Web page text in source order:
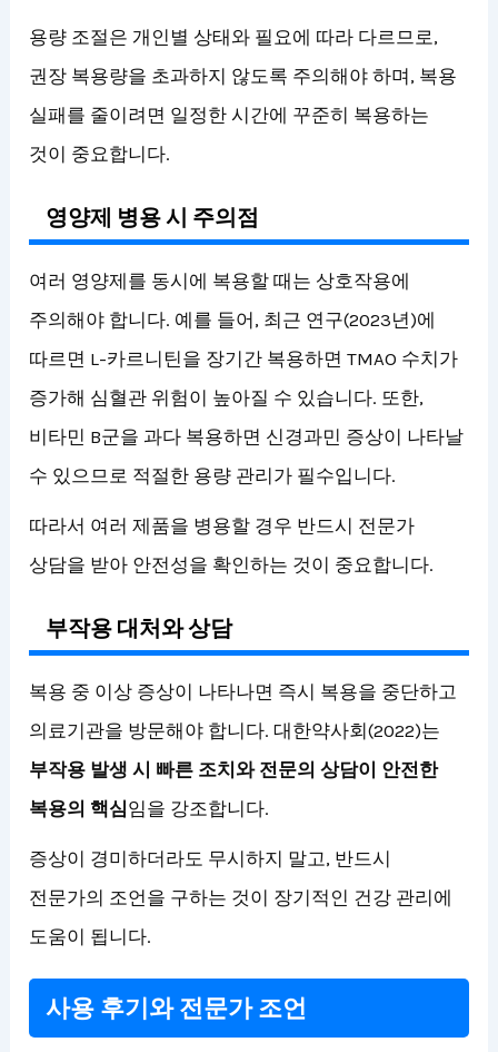
용량 조절은 개인별 상태와 필요에 따라 다르므로,
권장 복용량을 초과하지 않도록 주의해야 하며, 복용
실패를 줄이려면 일정한 시간에 꾸준히 복용하는
것이 중요합니다.
영양제 병용 시 주의점
여러 영양제를 동시에 복용할 때는 상호작용에
주의해야 합니다. 예를 들어, 최근 연구(2023년)에
따르면 L-카르니틴을 장기간 복용하면 TMAO 수치가
증가해 심혈관 위험이 높아질 수 있습니다. 또한,
비타민 B군을 과다 복용하면 신경과민 증상이 나타날
수 있으므로 적절한 용량 관리가 필수입니다.
따라서 여러 제품을 병용할 경우 반드시 전문가
상담을 받아 안전성을 확인하는 것이 중요합니다.
부작용 대처와 상담
복용 중 이상 증상이 나타나면 즉시 복용을 중단하고
의료기관을 방문해야 합니다. 대한약사회(2022)는
부작용 발생 시 빠른 조치와 전문의 상담이 안전한
복용의 핵심임을 강조합니다.
증상이 경미하더라도 무시하지 말고, 반드시
전문가의 조언을 구하는 것이 장기적인 건강 관리에
도움이 됩니다.
사용 후기와 전문가 조언